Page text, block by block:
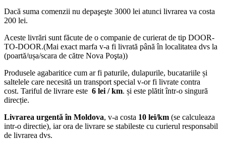
Dacă suma comenzii nu depaşeşte 3000 lei atunci livrarea va costa
200 lei.
Aceste livrări sunt făcute de o companie de curierat de tip DOOR-
TO-DOOR.(Mai exact marfa v-a fi livrată până în localitatea dvs la
(poartă/ușa/scara de către Nova Poşta))
Produsele agabaritice cum ar fi paturile, dulapurile, bucatariile și
saltelele care necesită un transport special v-or fi livrate contra
cost. Tariful de livrare este 6 lei / km. și este plătit într-o singură
direcție.
Livrarea urgentă în Moldova, v-a costa 10 lei/km (se calculeaza
intr-o directie), iar ora de livrare se stabileste cu curierul responsabil
de livrarea dvs.